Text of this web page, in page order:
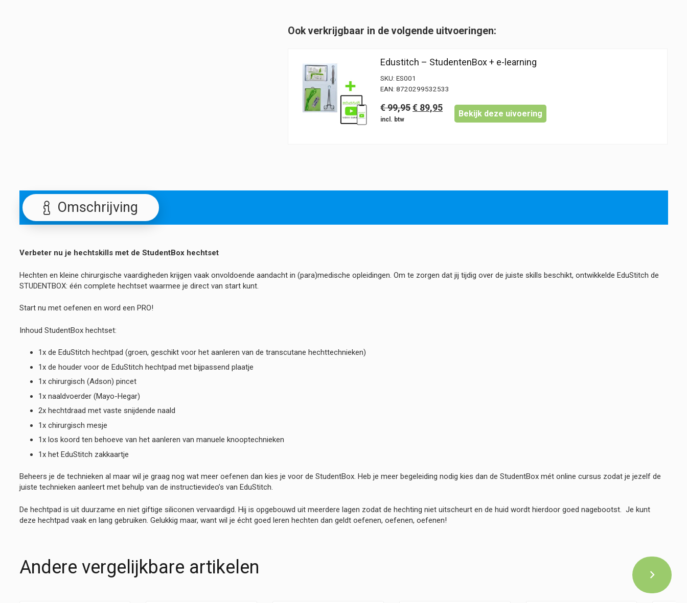
Ook verkrijgbaar in de volgende uitvoeringen:
Edustitch – StudentenBox + e-learning
SKU:ES001
EAN:8720299532533
€99,95Oorspronkelijke
€ 89,95Huidige
prijsBekijk deze uivoering
Omschrijving
Verbeter nu je hechtskills met de StudentBox hechtset
Hechten en kleine chirurgische vaardigheden krijgen vaak onvoldoende aandacht in (para)medische opleidingen. Om te zorgen dat jij tijdig over de juiste skills beschikt, ontwikkelde EduStitch de
STUDENTBOX: één complete hechtset waarmee je direct van start kunt.
Start nu met oefenen en word een PRO!
Inhoud StudentBox hechtset:
1x de EduStitch hechtpad (groen, geschikt voor het aanleren van de transcutane hechttechnieken)
1x de houder voor de EduStitch hechtpad met bijpassend plaatje
1x chirurgisch (Adson) pincet
1x naaldvoerder (Mayo-Hegar)
2x hechtdraad met vaste snijdende naald
1x chirurgisch mesje
1x los koord ten behoeve van het aanleren van manuele knooptechnieken
1x het EduStitch zakkaartje
Beheers je de technieken al maar wil je graag nog wat meer oefenen dan kies je voor de StudentBox. Heb je meer begeleiding nodig kies dan de StudentBox mét online cursus zodat je jezelf de
juiste technieken aanleert met behulp van de instructievideo’s van EduStitch.
De hechtpad is uit duurzame en niet giftige siliconen vervaardigd. Hij is opgebouwd uit meerdere lagen zodat de hechting niet uitscheurt en de huid wordt hierdoor goed nagebootst. Je kunt
deze hechtpad vaak en lang gebruiken. Gelukkig maar, want wil je écht goed leren hechten dan geldt oefenen, oefenen, oefenen!
Andere vergelijkbare artikelen